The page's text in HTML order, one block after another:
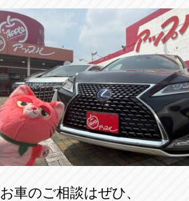
お車のご相談はぜひ、